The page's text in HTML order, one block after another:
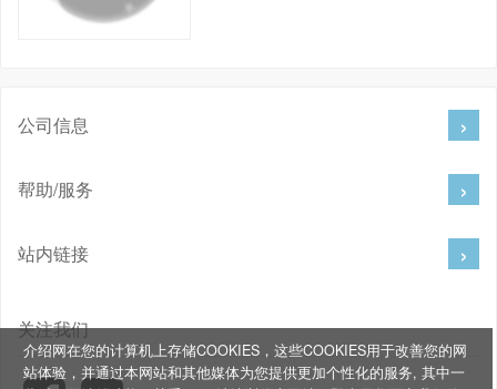
介绍网在您的计算机上存储COOKIES，这些COOKIES用于改善您的网
站体验，并通过本网站和其他媒体为您提供更加个性化的服务, 其中一
公司信息
帮助/服务
站内链接
关注我们